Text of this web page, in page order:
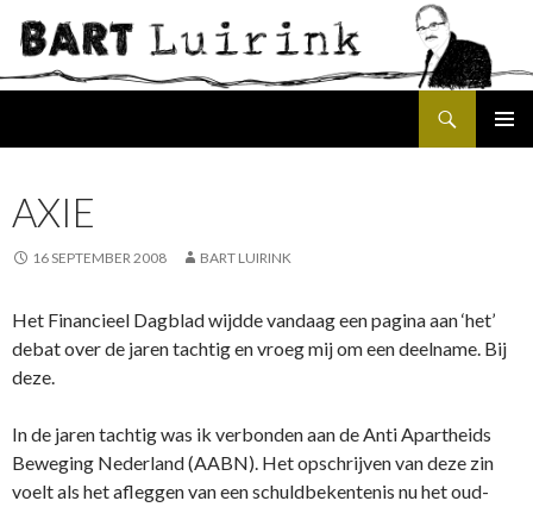
AXIE
16 SEPTEMBER 2008 BART LUIRINK
Het Financieel Dagblad wijdde vandaag een pagina aan ‘het’
debat over de jaren tachtig en vroeg mij om een deelname. Bij
deze.
In de jaren tachtig was ik verbonden aan de Anti Apartheids
Beweging Nederland (AABN). Het opschrijven van deze zin
voelt als het afleggen van een schuldbekentenis nu het oud-